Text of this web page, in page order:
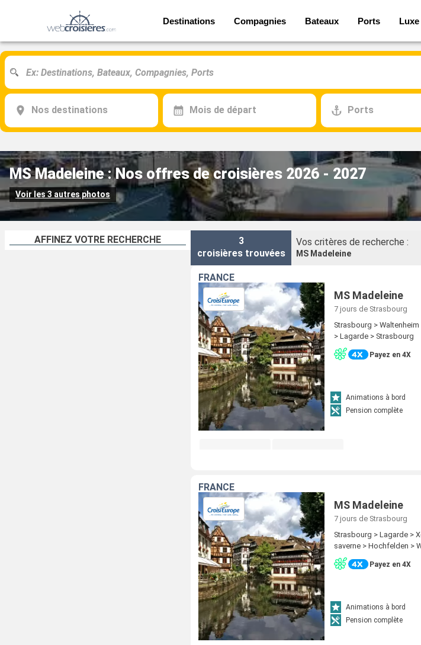
Destinations Compagnies Bateaux Ports Luxe
Nos destinations Mois de départ Ports
MS Madeleine : Nos offres de croisières 2026 - 2027
Voir les 3 autres photos
AFFINEZ VOTRE RECHERCHE
3
croisières trouvées
Vos critères de recherche :
MS Madeleine
FRANCE
MS Madeleine
7 jours de Strasbourg
Strasbourg >
> Lagarde > Strasbourg
Payez en 4X
Animations à bord
Pension complète
FRANCE
MS Madeleine
7 jours de Strasbourg
Strasbourg > Lagarde >
saverne > Hochfelden >
Payez en 4X
Animations à bord
Pension complète